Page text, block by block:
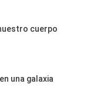
cuerpo
una galaxia